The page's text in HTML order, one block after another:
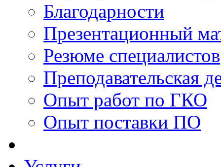
Благодарности
Презентационный
Резюме специалистов
Преподавательская
Опыт работ по ГКО
Опыт поставки ПО